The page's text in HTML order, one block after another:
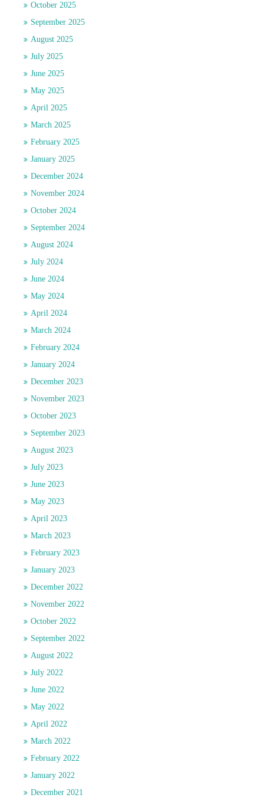
October 2025
September 2025
August 2025
July 2025
June 2025
May 2025
April 2025
March 2025
February 2025
January 2025
December 2024
November 2024
October 2024
September 2024
August 2024
July 2024
June 2024
May 2024
April 2024
March 2024
February 2024
January 2024
December 2023
November 2023
October 2023
September 2023
August 2023
July 2023
June 2023
May 2023
April 2023
March 2023
February 2023
January 2023
December 2022
November 2022
October 2022
September 2022
August 2022
July 2022
June 2022
May 2022
April 2022
March 2022
February 2022
January 2022
December 2021